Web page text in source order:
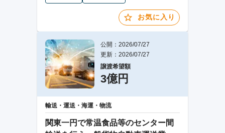
お気に入り
公開：2026/07/27
更新：2026/07/27
譲渡希望額
3億円
輸送・運送・海運・物流
関東一円で常温食品等のセンター間